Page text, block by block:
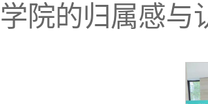
学院的归属感与